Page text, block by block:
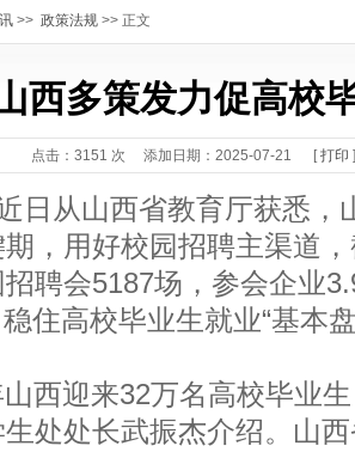
>> 政策法规 >> 正文
西多策发力促高校
点击： 3151 次 添加日期：2025-07-21 [打印
山西省教育厅获悉，
，用好校园招聘主渠道
聘会5187场，参会企业
住高校毕业生就业“基本
迎来32万名高校毕业生
处处长武振杰介绍。山